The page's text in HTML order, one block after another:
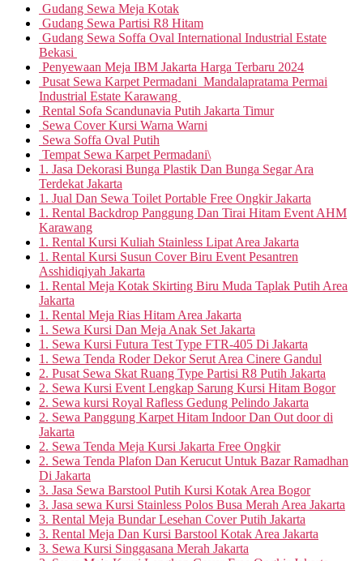
Gudang Sewa Meja Kotak
Gudang Sewa Partisi R8 Hitam
Gudang Sewa Soffa Oval International Industrial Estate
Bekasi
Penyewaan Meja IBM Jakarta Harga Terbaru 2024
Pusat Sewa Karpet Permadani Mandalapratama Permai
Industrial Estate Karawang
Rental Sofa Scandunavia Putih Jakarta Timur
Sewa Cover Kursi Warna Warni
Sewa Soffa Oval Putih
Tempat Sewa Karpet Permadani\
1. Jasa Dekorasi Bunga Plastik Dan Bunga Segar Ara
Terdekat Jakarta
1. Jual Dan Sewa Toilet Portable Free Ongkir Jakarta
1. Rental Backdrop Panggung Dan Tirai Hitam Event AHM
Karawang
1. Rental Kursi Kuliah Stainless Lipat Area Jakarta
1. Rental Kursi Susun Cover Biru Event Pesantren
Asshidiqiyah Jakarta
1. Rental Meja Kotak Skirting Biru Muda Taplak Putih Area
Jakarta
1. Rental Meja Rias Hitam Area Jakarta
1. Sewa Kursi Dan Meja Anak Set Jakarta
1. Sewa Kursi Futura Test Type FTR-405 Di Jakarta
1. Sewa Tenda Roder Dekor Serut Area Cinere Gandul
2. Pusat Sewa Skat Ruang Type Partisi R8 Putih Jakarta
2. Sewa Kursi Event Lengkap Sarung Kursi Hitam Bogor
2. Sewa kursi Royal Rafless Gedung Pelindo Jakarta
2. Sewa Panggung Karpet Hitam Indoor Dan Out door di
Jakarta
2. Sewa Tenda Meja Kursi Jakarta Free Ongkir
2. Sewa Tenda Plafon Dan Kerucut Untuk Bazar Ramadhan
Di Jakarta
3. Jasa Sewa Barstool Putih Kursi Kotak Area Bogor
3. Jasa sewa Kursi Stainless Polos Busa Merah Area Jakarta
3. Rental Meja Bundar Lesehan Cover Putih Jakarta
3. Rental Meja Dan Kursi Barstool Kotak Area Jakarta
3. Sewa Kursi Singgasana Merah Jakarta